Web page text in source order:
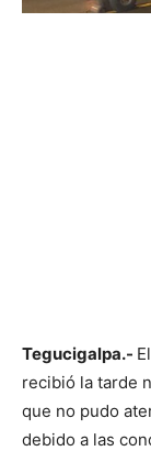
Tegucigalpa.-
recibió la tarde
que no pudo
debido a las